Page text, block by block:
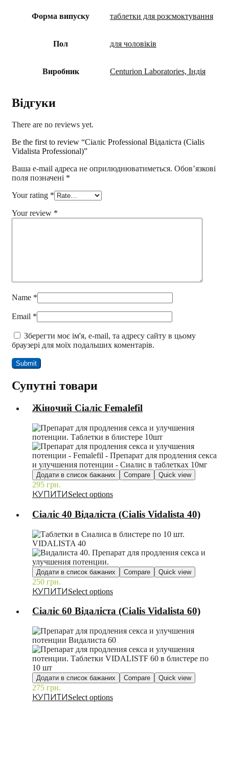
Форма випуску таблетки для розсмоктування
Пол для чоловіків
Виробник Centurion Laboratories, Індія
Відгуки
There are no reviews yet.
Be the first to review “Сіаліс Professional Відаліста (Cialis
Vidalista Professional)”
Ваша e-mail адреса не оприлюднюватиметься. Обов’язкові
поля позначені *
Your rating *
Your review *
Name *
Email *
Зберегти моє ім'я, e-mail, та адресу сайту в цьому
браузері для моїх подальших коментарів.
Супутні товари
Жіночий Сіаліс Femalefil
Додати в список бажаних Compare Quick view
295 грн.
Select options
Сіаліс 40 Відаліста (Cialis Vidalista 40)
Додати в список бажаних Compare Quick view
250 грн.
Select options
Сіаліс 60 Відаліста (Cialis Vidalista 60)
Додати в список бажаних Compare Quick view
275 грн.
Select options